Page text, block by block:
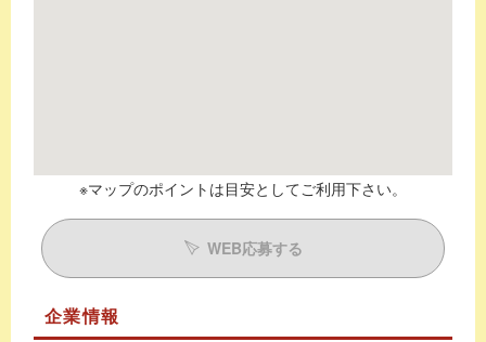
※マップのポイントは目安としてご利用下さい。
WEB応募する
企業情報